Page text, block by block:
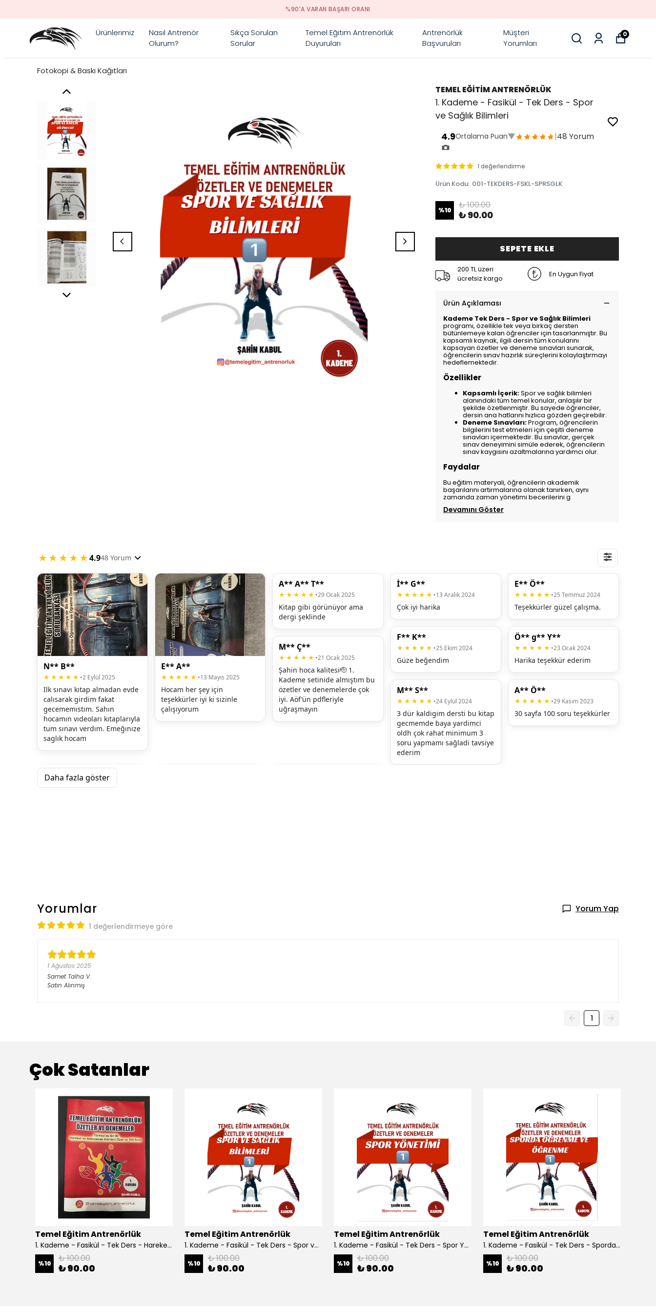
%90'A VARAN BAŞARI ORANI
Ürünlerimiz
Nasıl Antrenör
Olurum?
Sıkça Sorulan
Sorular
Temel Eğitim Antrenörlük
Duyuruları
Antrenörlük
Başvuruları
Müşteri
Yorumları
0
Fotokopi & Baskı Kağıtları
TEMEL EĞİTİM ANTRENÖRLÜK
1. Kademe - Fasikül - Tek Ders - Spor
ve Sağlık Bilimleri
4.9Ortalama Puan▼ |48 Yorum
1 değerlendirme
Ürün Kodu: 001-TEKDERS-FSKL-SPRSGLK
%10 ₺ 100.00
₺ 90.00
SEPETE EKLE
200 TL üzeri
ücretsiz kargo
En Uygun Fiyat
Ürün Açıklaması
Kademe Tek Ders - Spor ve Sağlık Bilimleri
programı, özellikle tek veya birkaç dersten
bütünlemeye kalan öğrenciler için tasarlanmıştır. Bu
kapsamlı kaynak, ilgili dersin tüm konularını
kapsayan özetler ve deneme sınavları sunarak,
öğrencilerin sınav hazırlık süreçlerini kolaylaştırmayı
hedeflemektedir.
Özellikler
Kapsamlı İçerik:Spor ve sağlık bilimleri
alanındaki tüm temel konular, anlaşılır bir
şekilde özetlenmiştir. Bu sayede öğrenciler,
dersin ana hatlarını hızlıca gözden geçirebilir.
Deneme Sınavları:Program, öğrencilerin
bilgilerini test etmeleri için çeşitli deneme
sınavları içermektedir. Bu sınavlar, gerçek
sınav deneyimini simüle ederek, öğrencilerin
sınav kaygısını azaltmalarına yardımcı olur.
Faydalar
Bu eğitim materyali, öğrencilerin akademik
başarılarını artırmalarına olanak tanırken, aynı
zamanda zaman yönetimi becerilerini g
Devamını Göster
★★★★★4.948 Yorum
N** B**
★★★★★ •2 Eylül 2025
Ilk sınavı kıtap almadan evde
calısarak girdim fakat
gecememıstım. Sahın
hocamın vıdeoları kıtaplarıyla
tum sınavı verdım. Emeğınıze
saglık hocam
E** A**
★★★★★ •13 Mayıs 2025
Hocam her şey için
teşekkürler iyi ki sizinle
çalışıyorum
A** A** T**
★★★★★ •29 Ocak 2025
Kitap gibi görünüyor ama
dergi şeklinde
M** Ç**
★★★★★ •21 Ocak 2025
Şahin hoca kalitesi🫡 1.
Kademe setinide almıştım bu
özetler ve denemelerde çok
iyi. Aöf’ün pdfleriyle
uğraşmayın
İ** G**
★★★★★ •13 Aralık 2024
Çok iyi harika
F** K**
★★★★★ •25 Ekim 2024
Güze beğendim
M** S**
★★★★★ •24 Eylül 2024
3 dür kaldigim dersti bu kitap
gecmemde baya yardimci
oldh çok rahat minimum 3
soru yapmamı sağladi tavsiye
ederim
E** Ö**
★★★★★ •25 Temmuz 2024
Teşekkürler güzel çalışma.
Ö** g** Y**
★★★★★ •23 Ocak 2024
Harika teşekkür ederim
A** Ö**
★★★★★ •29 Kasım 2023
30 sayfa 100 soru teşekkürler
Daha fazla göster
Yorumlar Yorum Yap
1 değerlendirmeye göre
1 Ağustos 2025
Samet Talha V.
Satın Alınmış
1
Çok Satanlar
Temel Eğitim Antrenörlük
1. Kademe - Fasikül - Tek Ders - Hareket ve Antrenman Bilimleri
%10 ₺ 100.00
₺ 90.00
Temel Eğitim Antrenörlük
1. Kademe - Fasikül - Tek Ders - Spor ve Sağlık Bilimleri
%10 ₺ 100.00
₺ 90.00
Temel Eğitim Antrenörlük
1. Kademe - Fasikül - Tek Ders - Spor Yönetimi
%10 ₺ 100.00
₺ 90.00
Temel Eğitim Antrenörlük
1. Kademe - Fasikül - Tek Ders - Sporda Öğrenme ve Öğretme
%10 ₺ 100.00
₺ 90.00